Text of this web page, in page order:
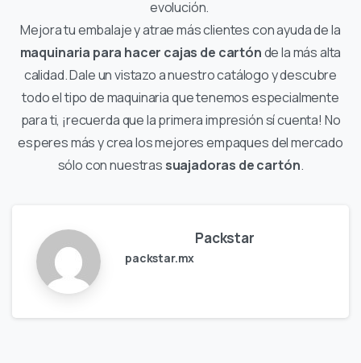
evolución.
Mejora tu embalaje y atrae más clientes con ayuda de la
maquinaria para hacer cajas de cartónde la más alta
calidad. Dale un vistazo a nuestro catálogo y descubre
todo el tipo de maquinaria que tenemos especialmente
para ti, ¡recuerda que la primera impresión sí cuenta! No
esperes más y crea los mejores empaques del mercado
sólo con nuestras suajadoras de cartón.
Packstar
packstar.mx